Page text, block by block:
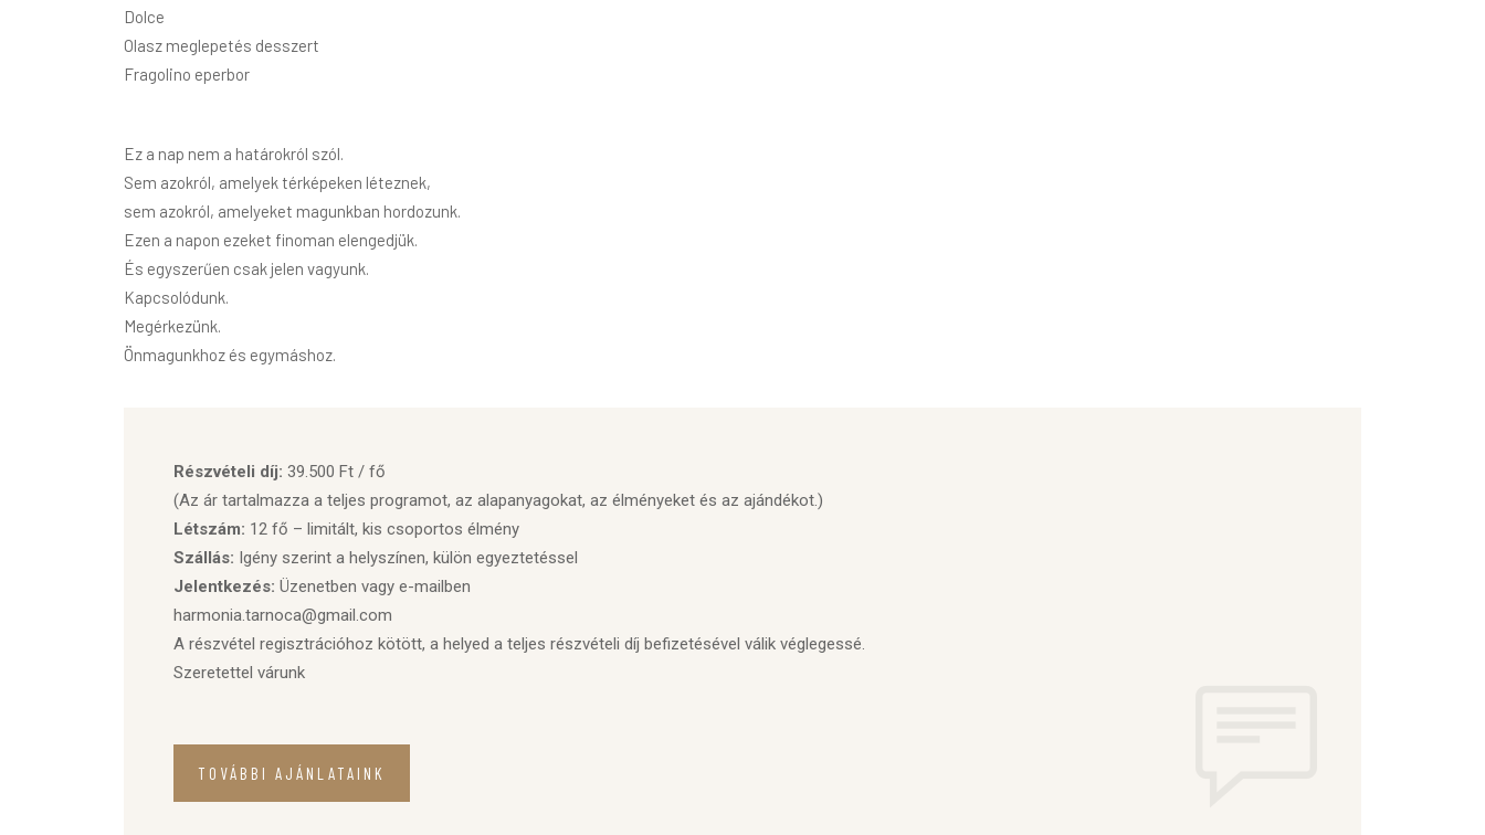
Dolce
Olasz meglepetés desszert
Fragolino eperbor
Ez a nap nem a határokról szól.
Sem azokról, amelyek térképeken léteznek,
sem azokról, amelyeket magunkban hordozunk.
Ezen a napon ezeket finoman elengedjük.
És egyszerűen csak jelen vagyunk.
Kapcsolódunk.
Megérkezünk.
Önmagunkhoz és egymáshoz.
Részvételi díj: 39.500 Ft / fő
(Az ár tartalmazza a teljes programot, az alapanyagokat, az élményeket és az ajándékot.)
Létszám: 12 fő – limitált, kis csoportos élmény
Szállás: Igény szerint a helyszínen, külön egyeztetéssel
Jelentkezés: Üzenetben vagy e-mailben
harmonia.tarnoca@gmail.com
A részvétel regisztrációhoz kötött, a helyed a teljes részvételi díj befizetésével válik véglegessé.
Szeretettel várunk
TOVÁBBI AJÁNLATAINK